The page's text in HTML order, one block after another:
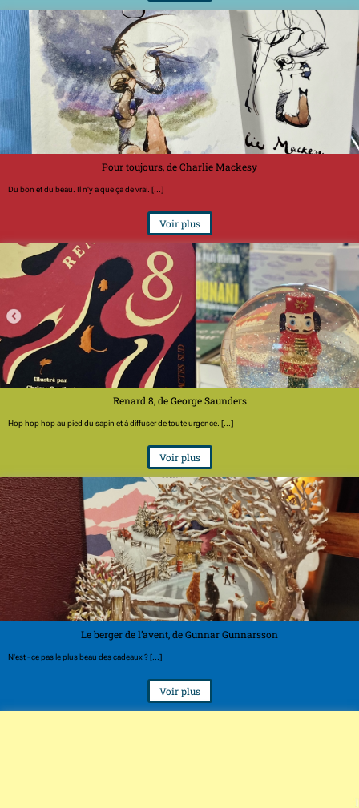
Pour toujours, de Charlie Mackesy
Du bon et du beau. Il n'y a que ça de vrai. [...]
Voir plus
Renard 8, de George Saunders
Hop hop hop au pied du sapin et à diffuser de toute urgence. [...]
Voir plus
Le berger de l’avent, de Gunnar Gunnarsson
N'est - ce pas le plus beau des cadeaux ? [...]
Voir plus